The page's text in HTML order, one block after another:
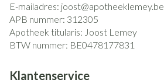
E-mailadres: joost@apotheeklemey.be
APB nummer: 312305
Apotheek titularis: Joost Lemey
BTW nummer: BE0478177831
Klantenservice